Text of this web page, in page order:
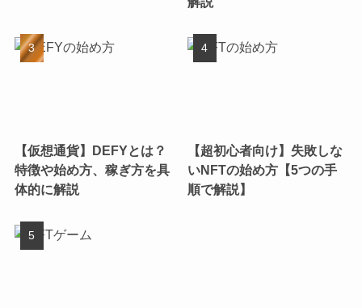
【仮想通貨】DEFYとは？
特徴や始め方、稼ぎ方を具
体的に解説
【超初心者向け】失敗しな
いNFTの始め方【5つの手
順で解説】